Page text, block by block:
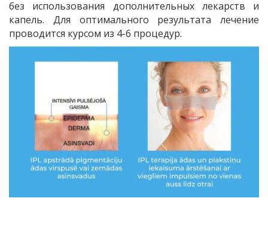
без использования дополнительных лекарств и
капель. Для оптимального результата лечение
проводится курсом из 4-6 процедур.